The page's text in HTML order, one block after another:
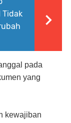
Tidak
pada
yang
kewajiban